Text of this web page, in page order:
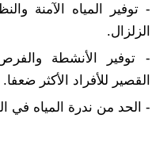
- توفير المياه الآمنة
الزلزال.
- توفير الأنشطة
القصير للأفراد الأكثر ضعفا.
- الحد من ندرة المياه في